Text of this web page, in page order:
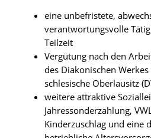
eine unbefristete,
verantwortungsvolle
Teilzeit
Vergütung nach den
des Diakonischen
schlesische Oberlausitz
weitere attraktive
Jahressonderzahlung,
Kinderzuschlag und eine